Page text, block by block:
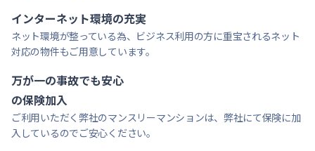
インターネット環境の充実
ネット環境が整っている為、ビジネス利用の方に重宝されるネット
対応の物件もご用意しています。
万が一の事故でも安心
の保険加入
ご利用いただく弊社のマンスリーマンションは、弊社にて保険に加
入しているのでご安心ください。